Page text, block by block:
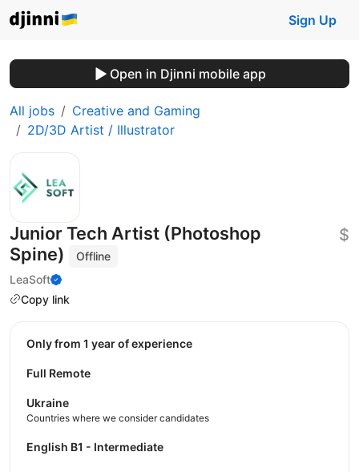
Sign Up
Open in Djinni mobile app
All jobs
Creative and Gaming
2D/3D Artist / Illustrator
Junior Tech Artist (Photoshop
Spine)
Offline
LeaSoft
Copy link
$
Only from 1 year of experience
Full Remote
Ukraine
Countries where we consider candidates
English B1 - Intermediate